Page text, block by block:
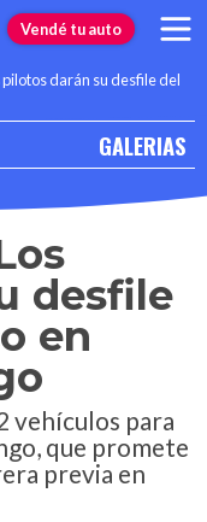
Vendé tu auto
darán su desfile del
GALERIAS
desfile
en
vehículos para
que promete
previa en